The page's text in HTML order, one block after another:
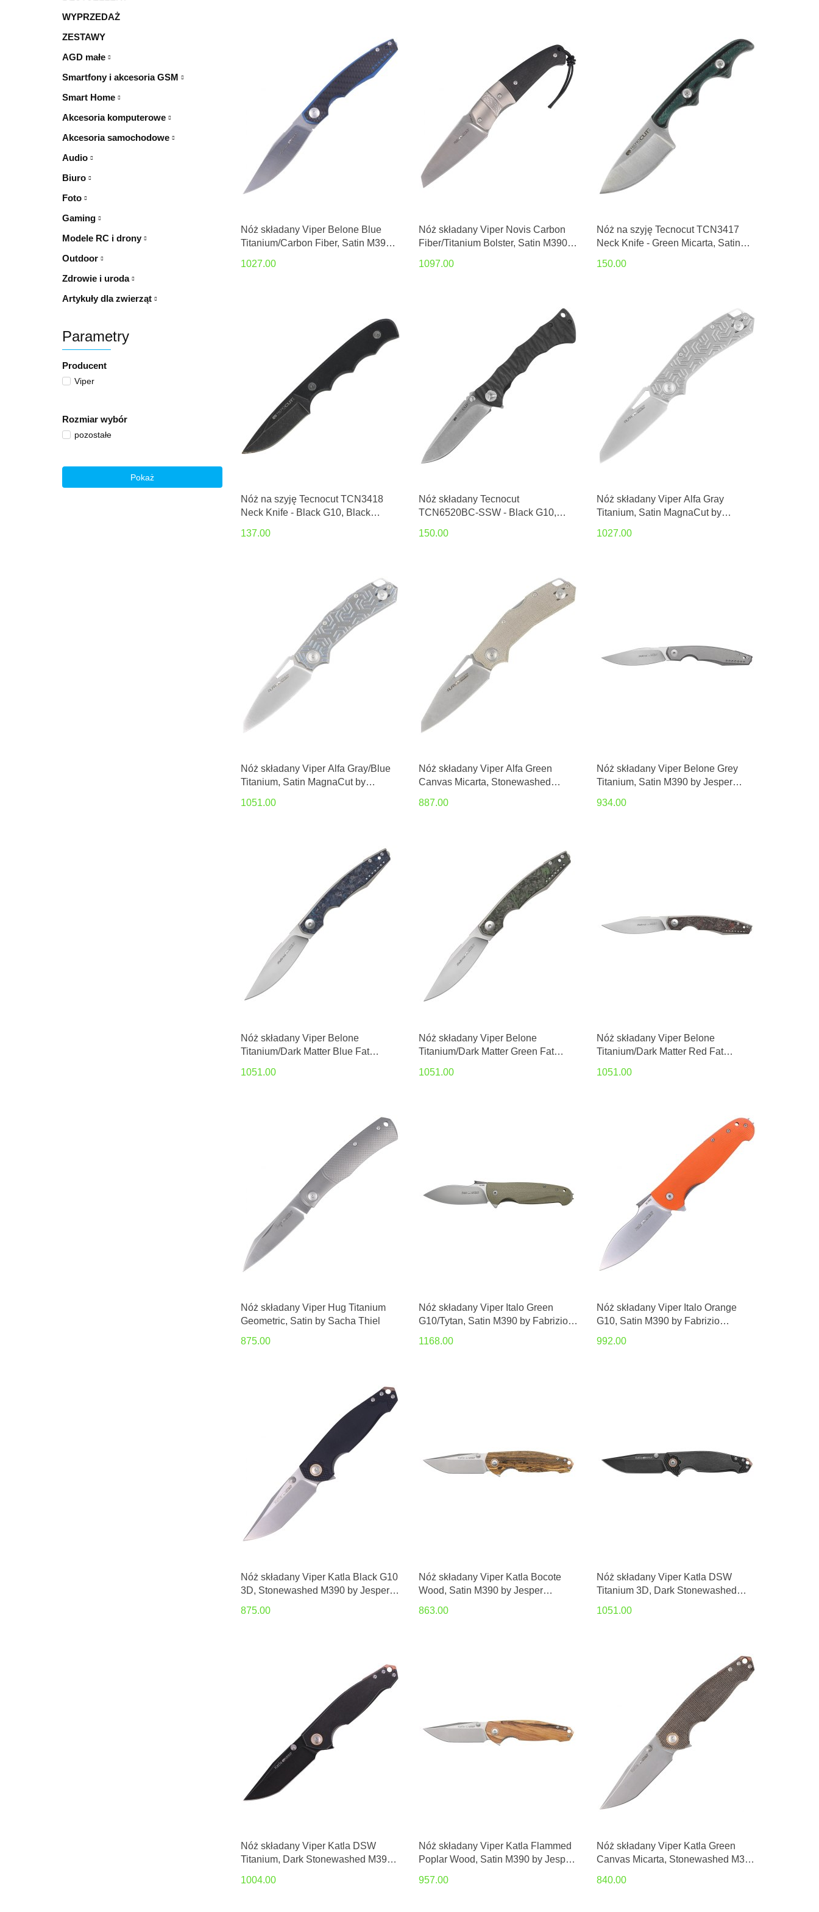
WYPRZEDAŻ
ZESTAWY
AGD małe
Smartfony i akcesoria GSM
Smart Home
Akcesoria komputerowe
Akcesoria samochodowe
Audio
Biuro
Foto
Gaming
Modele RC i drony
Outdoor
Zdrowie i uroda
Artykuły dla zwierząt
Parametry
Producent
Viper
Rozmiar wybór
pozostałe
Pokaż
Nóż składany Viper Belone Blue
Titanium/Carbon Fiber, Satin M390
1027.00
Nóż składany Viper Novis Carbon
Fiber/Titanium Bolster, Satin M390
1097.00
Nóż na szyję Tecnocut TCN3417
Neck Knife - Green Micarta, Satin
150.00
Nóż na szyję Tecnocut TCN3418
Neck Knife - Black G10, Black
137.00
Nóż składany Tecnocut
TCN6520BC-SSW - Black G10,
150.00
Nóż składany Viper Alfa Gray
Titanium, Satin MagnaCut by
1027.00
Nóż składany Viper Alfa Gray/Blue
Titanium, Satin MagnaCut by
1051.00
Nóż składany Viper Alfa Green
Canvas Micarta, Stonewashed
(V6022CG)
887.00
Nóż składany Viper Belone Grey
Titanium, Satin M390 by Jesper
934.00
Nóż składany Viper Belone
Titanium/Dark Matter Blue Fat
Voxnæs (V5970TIFCB)
1051.00
Nóż składany Viper Belone
Titanium/Dark Matter Green Fat
Voxnæs (V5970TIFCV)
1051.00
Nóż składany Viper Belone
Titanium/Dark Matter Red Fat
Voxnæs (V5970TIFCR)
1051.00
Nóż składany Viper Hug Titanium
Geometric, Satin by Sacha Thiel
875.00
Nóż składany Viper Italo Green
G10/Tytan, Satin M390 by Fabrizio
1168.00
Nóż składany Viper Italo Orange
G10, Satin M390 by Fabrizio
992.00
Nóż składany Viper Katla Black G10
3D, Stonewashed M390 by Jesper
875.00
Nóż składany Viper Katla Bocote
Wood, Satin M390 by Jesper
863.00
Nóż składany Viper Katla DSW
Titanium 3D, Dark Stonewashed
(V5984TI3D)
1051.00
Nóż składany Viper Katla DSW
Titanium, Dark Stonewashed M390
1004.00
Nóż składany Viper Katla Flammed
Poplar Wood, Satin M390 by Jesper
957.00
Nóż składany Viper Katla Green
Canvas Micarta, Stonewashed M390
840.00